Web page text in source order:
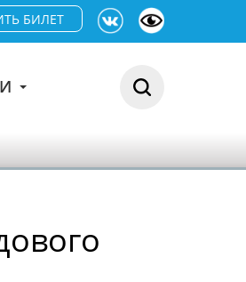
БИЛЕТ